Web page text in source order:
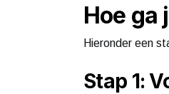
Hoe ga
Hieronder een
Stap 1: